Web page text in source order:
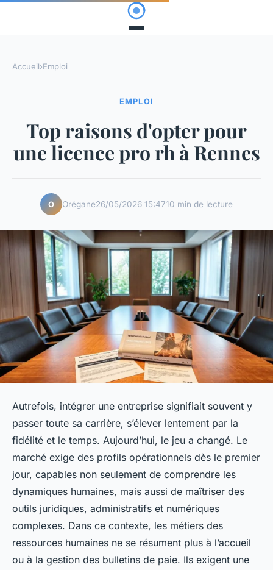
Accueil›Emploi
EMPLOI
Top raisons d'opter pour
une licence pro rh à Rennes
O Orégane26/05/2026 15:4710 min de lecture
Autrefois, intégrer une entreprise signifiait souvent y
passer toute sa carrière, s’élever lentement par la
fidélité et le temps. Aujourd’hui, le jeu a changé. Le
marché exige des profils opérationnels dès le premier
jour, capables non seulement de comprendre les
dynamiques humaines, mais aussi de maîtriser des
outils juridiques, administratifs et numériques
complexes. Dans ce contexte, les métiers des
ressources humaines ne se résument plus à l’accueil
ou à la gestion des bulletins de paie. Ils exigent une